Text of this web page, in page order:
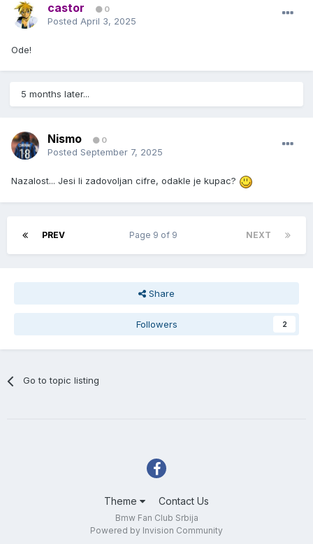
castor 0
Posted April 3, 2025
Ode!
5 months later...
Nismo 0
Posted September 7, 2025
Nazalost... Jesi li zadovoljan cifre, odakle je kupac?
PREV NEXT
Page 9 of 9
Share
Followers 2
Go to topic listing
Theme Contact Us
Bmw Fan Club Srbija
Powered by Invision Community